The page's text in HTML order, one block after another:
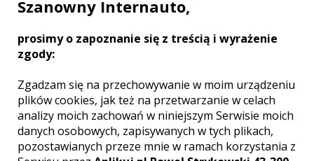
Opinie o fotografie (2)
Ocena:5,00/5
Pan Krzysztof z poświęceniem i
Szanowny Internauto,
prosimy o zapoznanie się z treścią i wyrażenie
zgody:
Zgadzam się na przechowywanie w moim urządzeniu
plików cookies, jak też na przetwarzanie w celach
analizy moich zachowań w niniejszym Serwisie moich
danych osobowych, zapisywanych w tych plikach,
pozostawianych przeze mnie w ramach korzystania z